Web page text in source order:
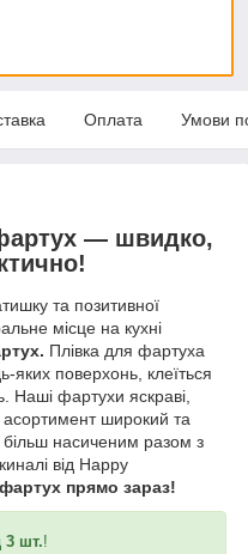
Оплата Умови
— швидко,
та позитивної
місце на кухні
Плівка для фартуха
яких поверхонь, клеїться
Наші фартухи яскраві,
асортимент широкий та
більш насиченим разом з
від Happy
прямо зараз!
3 шт.!